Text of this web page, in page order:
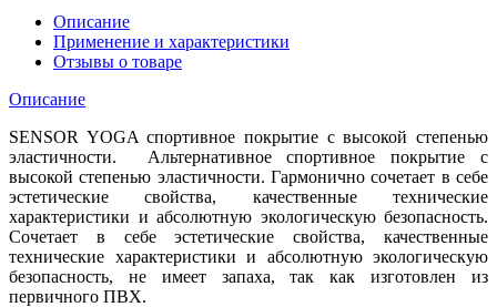
Описание
Применение и характеристики
Отзывы о товаре
Описание
SENSOR YOGA спортивное покрытие с высокой степенью
эластичности. Альтернативное спортивное покрытие с
высокой степенью эластичности. Гармонично сочетает в себе
эстетические свойства, качественные технические
характеристики и абсолютную экологическую безопасность.
Сочетает в себе эстетические свойства, качественные
технические характеристики и абсолютную экологическую
безопасность, не имеет запаха, так как изготовлен из
первичного ПВХ.